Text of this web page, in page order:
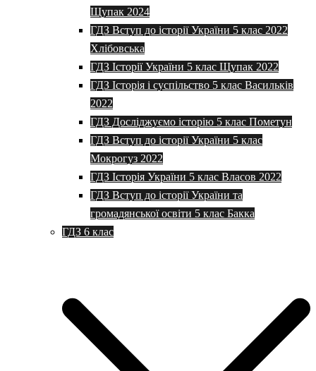
Щупак 2024
ГДЗ Вступ до історії України 5 клас 2022
Хлібовська
ГДЗ Історії України 5 клас Щупак 2022
ГДЗ Історія і суспільство 5 клас Васильків
2022
ГДЗ Досліджуємо історію 5 клас Пометун
ГДЗ Вступ до історії України 5 клас
Мокрогуз 2022
ГДЗ Історія України 5 клас Власов 2022
ГДЗ Вступ до історії України та
громадянської освіти 5 клас Бакка
ГДЗ 6 клас